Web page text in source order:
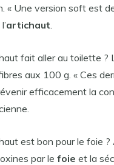
« Une version soft est
artichaut
fait aller au toilette ?
aux 100 g. « Ces
efficacement la
est bon pour le foie ?
par le foie et la